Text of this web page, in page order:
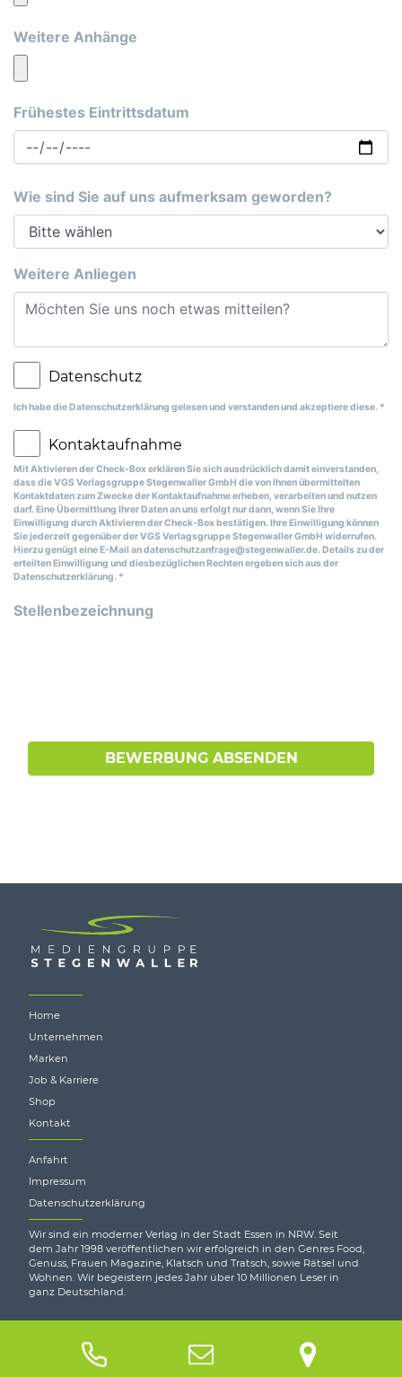
Weitere Anhänge
Frühestes Eintrittsdatum
Wie sind Sie auf uns aufmerksam geworden?
Weitere Anliegen
Ich habe die Datenschutzerklärung gelesen und verstanden und akzeptiere diese. *
Mit Aktivieren der Check-Box erklären Sie sich ausdrücklich damit einverstanden,
dass die VGS Verlagsgruppe Stegenwaller GmbH die von Ihnen übermittelten
Kontaktdaten zum Zwecke der Kontaktaufnahme erheben, verarbeiten und nutzen
darf. Eine Übermittlung Ihrer Daten an uns erfolgt nur dann, wenn Sie Ihre
Einwilligung durch Aktivieren der Check-Box bestätigen. Ihre Einwilligung können
Sie jederzeit gegenüber der VGS Verlagsgruppe Stegenwaller GmbH widerrufen.
Hierzu genügt eine E-Mail andatenschutzanfrage@stegenwaller.de. Details zu der
erteilten Einwilligung und diesbezüglichen Rechten ergeben sich aus der
Datenschutzerklärung. *
Stellenbezeichnung
BEWERBUNG ABSENDEN
Home
Unternehmen
Marken
Job & Karriere
Shop
Kontakt
Anfahrt
Impressum
Datenschutzerklärung
Wir sind ein moderner Verlag in der Stadt Essen in NRW. Seit
dem Jahr 1998 veröffentlichen wir erfolgreich in den Genres Food,
Genuss, Frauen Magazine, Klatsch und Tratsch, sowie Rätsel und
Wohnen. Wir begeistern jedes Jahr über 10 Millionen Leser in
ganz Deutschland.